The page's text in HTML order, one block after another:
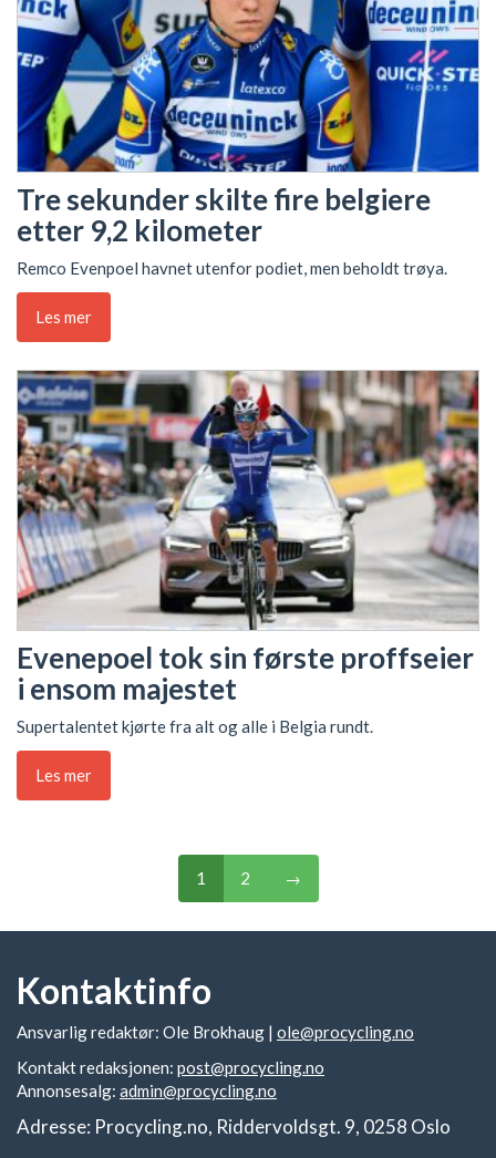
Tre sekunder skilte fire belgiere
etter 9,2 kilometer
Remco Evenpoel havnet utenfor podiet, men beholdt trøya.
Les mer
Evenepoel tok sin første proffseier
i ensom majestet
Supertalentet kjørte fra alt og alle i Belgia rundt.
Les mer
1 2 →
Kontaktinfo
Ansvarlig redaktør: Ole Brokhaug | ole@procycling.no
Kontakt redaksjonen: post@procycling.no
Annonsesalg: admin@procycling.no
Adresse: Procycling.no, Riddervoldsgt. 9, 0258 Oslo